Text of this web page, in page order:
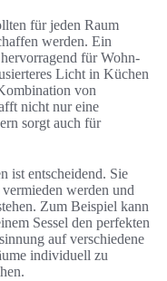
für jeden Raum
werden. Ein
für Wohn-
Licht in Küchen
von
nicht nur eine
sorgt auch für
ist entscheidend. Sie
werden und
Zum Beispiel kann
Sessel den perfekten
auf verschiedene
individuell zu